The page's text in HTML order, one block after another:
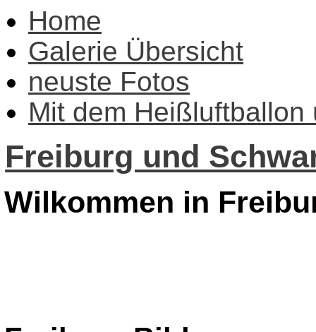
Home
Galerie Übersicht
neuste Fotos
Mit dem Heißluftballon
Freiburg und
Wilkommen in